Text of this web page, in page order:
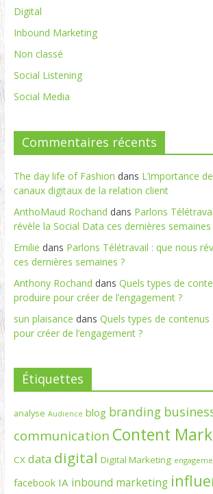
Digital
Inbound Marketing
Non classé
Social Listening
Social Media
Commentaires récents
The day life of Fashion dans L’importance
canaux digitaux de la relation client
AnthoMaud Rochand dans Parlons
révèle la Social Data ces dernières semaines
Emilie dans Parlons Télétravail : que nous
ces dernières semaines ?
Anthony Rochand dans Quels types de
produire pour créer de l’engagement ?
sun plaisance dans Quels types de
pour créer de l’engagement ?
Étiquettes
analyse Audience blog branding
communication Content
CX data digital Digital Marketing
facebook IA inbound marketing